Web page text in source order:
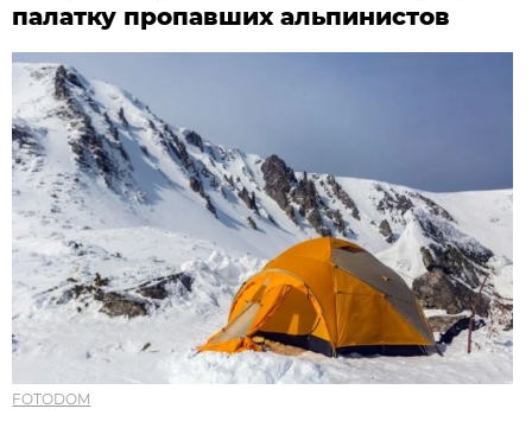
палатку пропавших альпинистов
FOTODOM